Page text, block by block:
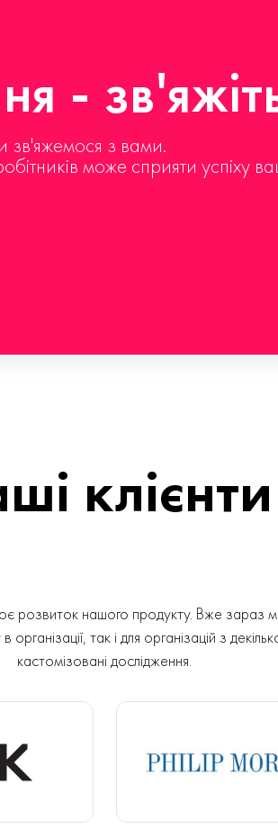
-
зв'яжемося з вами.
може сприяти успіху
клієнти
розвиток нашого продукту. Вже зараз
так і для організацій з
кастомізовані дослідження.